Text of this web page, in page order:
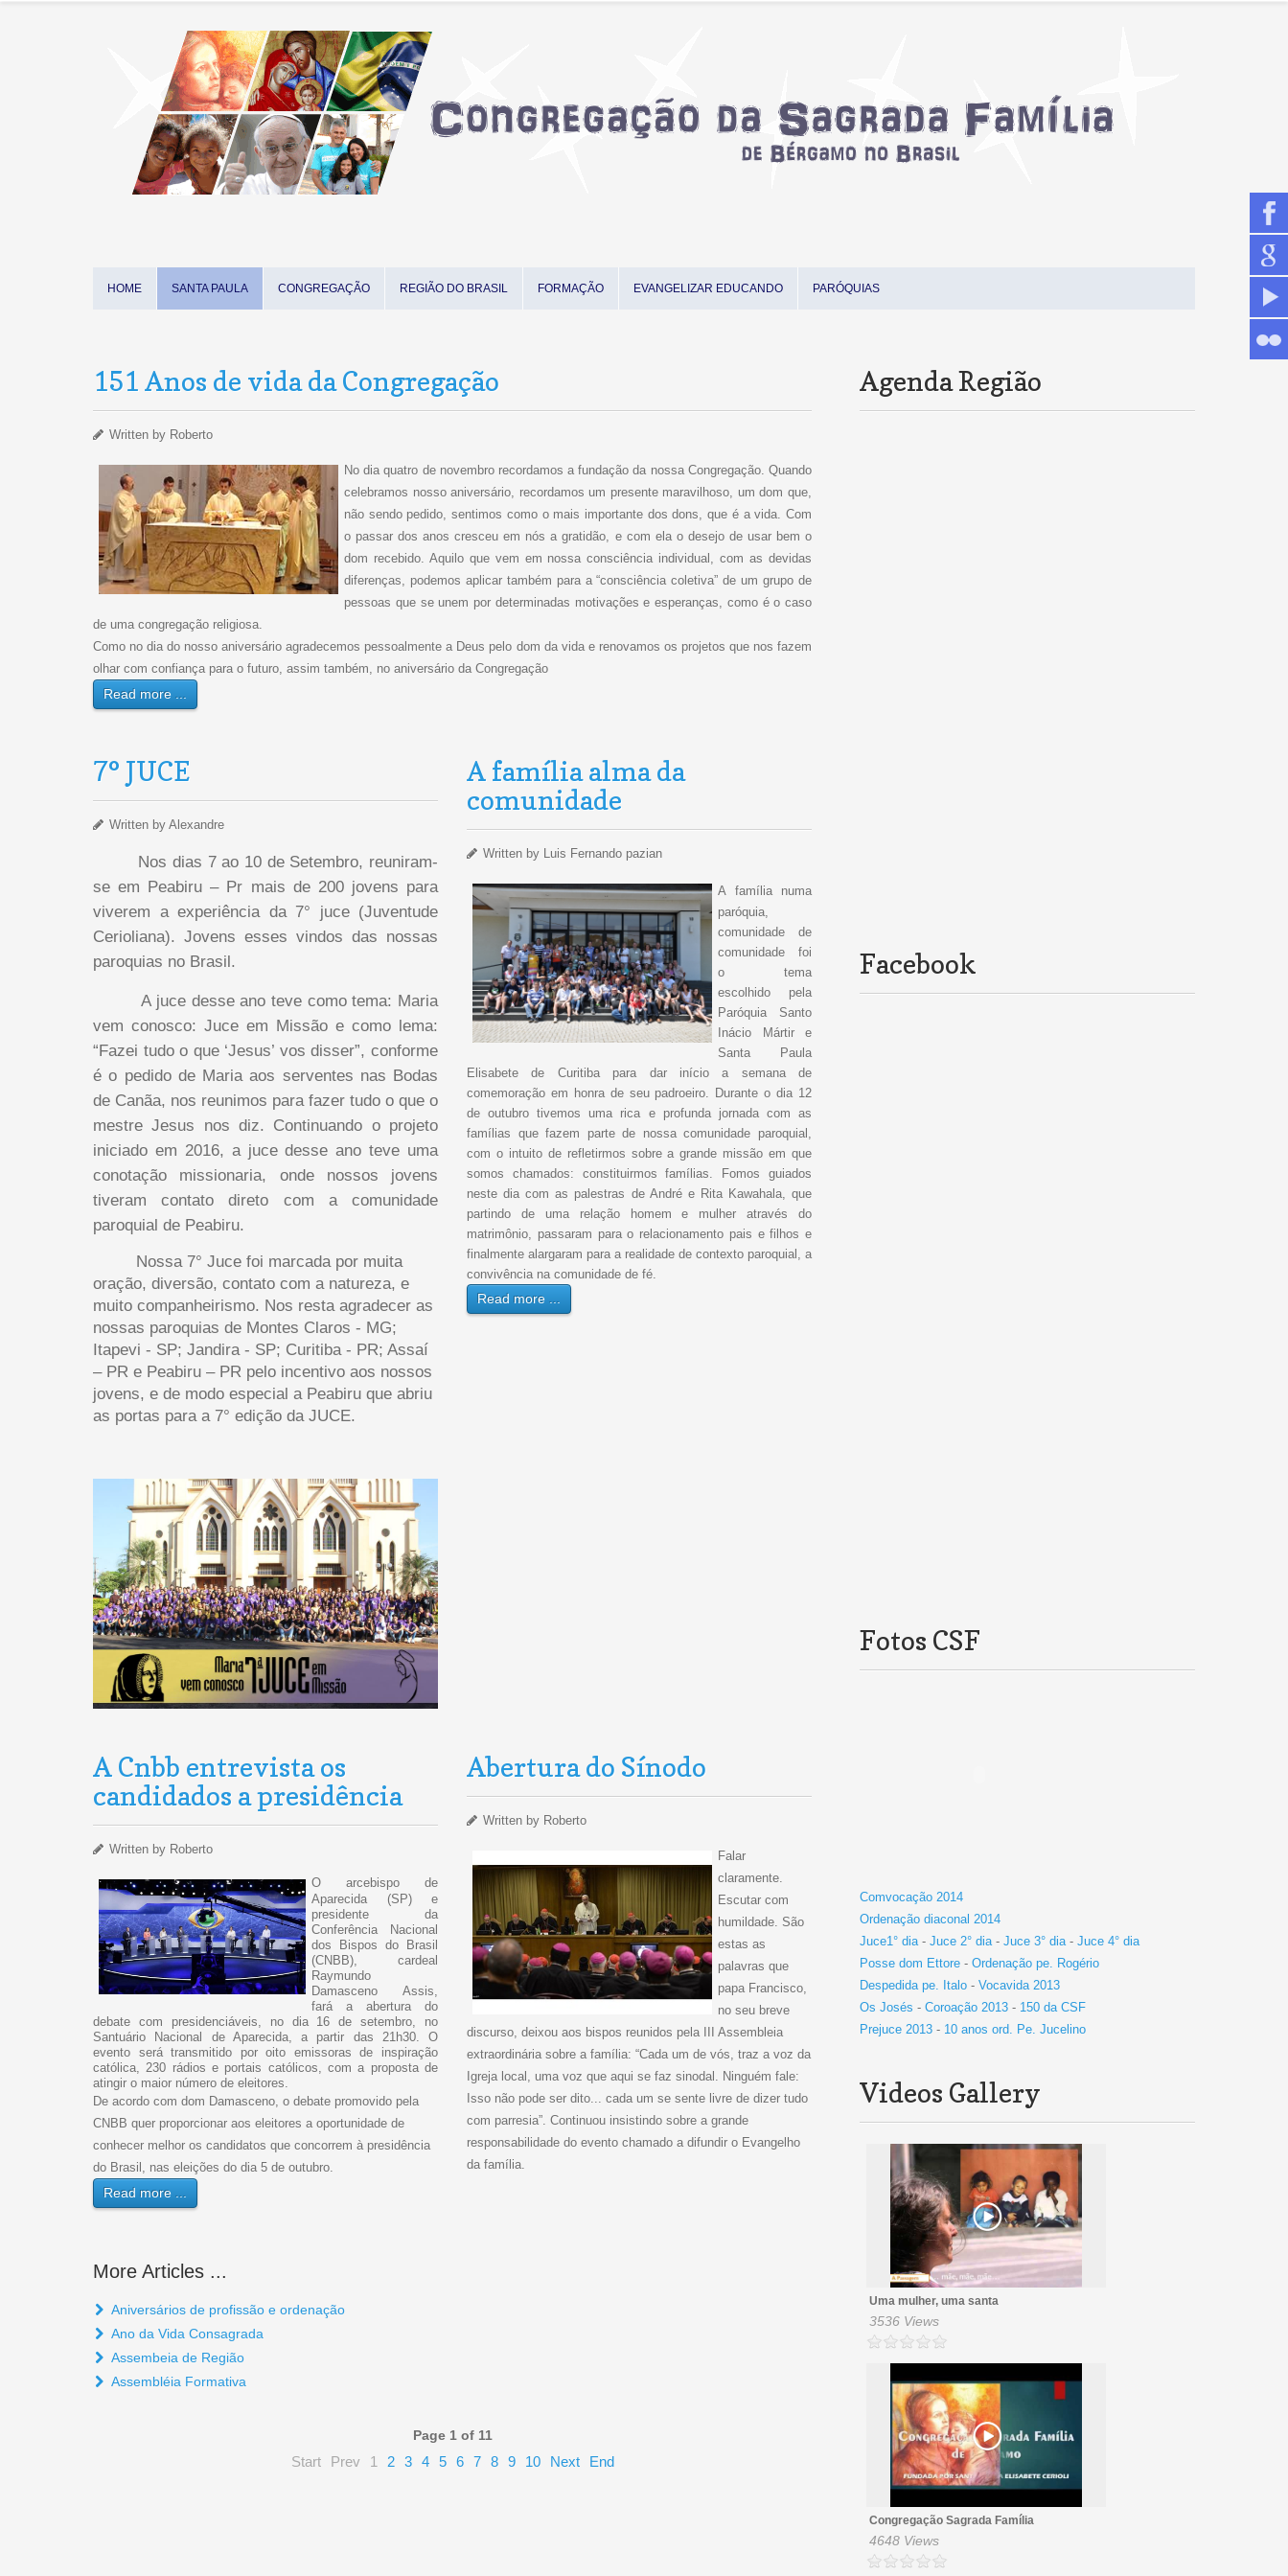
HOME SANTA PAULA CONGREGAÇÃO REGIÃO DO BRASIL FORMAÇÃO EVANGELIZAR EDUCANDO PARÓQUIAS
151 Anos de vida da Congregação
Written by Roberto
No dia quatro de novembro recordamos a fundação da nossa Congregação. Quando
celebramos nosso aniversário, recordamos um presente maravilhoso, um dom que,
não sendo pedido, sentimos como o mais importante dos dons, que é a vida. Com
o passar dos anos cresceu em nós a gratidão, e com ela o desejo de usar bem o
dom recebido. Aquilo que vem em nossa consciência individual, com as devidas
diferenças, podemos aplicar também para a “consciência coletiva” de um grupo de
pessoas que se unem por determinadas motivações e esperanças, como é o caso
de uma congregação religiosa.
Como no dia do nosso aniversário agradecemos pessoalmente a Deus pelo dom da vida e renovamos os projetos que nos fazem
olhar com confiança para o futuro, assim também, no aniversário da Congregação
Read more ...
7° JUCE
Written by Alexandre
Nos dias 7 ao 10 de Setembro, reuniram-
se em Peabiru – Pr mais de 200 jovens para
viverem a experiência da 7° juce (Juventude
Cerioliana). Jovens esses vindos das nossas
paroquias no Brasil.
A juce desse ano teve como tema: Maria
vem conosco: Juce em Missão e como lema:
“Fazei tudo o que ‘Jesus’ vos disser”, conforme
é o pedido de Maria aos serventes nas Bodas
de Canãa, nos reunimos para fazer tudo o que o
mestre Jesus nos diz. Continuando o projeto
iniciado em 2016, a juce desse ano teve uma
conotação missionaria, onde nossos jovens
tiveram contato direto com a comunidade
paroquial de Peabiru.
Nossa 7° Juce foi marcada por muita
oração, diversão, contato com a natureza, e
muito companheirismo. Nos resta agradecer as
nossas paroquias de Montes Claros - MG;
Itapevi - SP; Jandira - SP; Curitiba - PR; Assaí
– PR e Peabiru – PR pelo incentivo aos nossos
jovens, e de modo especial a Peabiru que abriu
as portas para a 7° edição da JUCE.
A família alma da
comunidade
Written by Luis Fernando pazian
A família numa
paróquia,
comunidade de
comunidade foi
o tema
escolhido pela
Paróquia Santo
Inácio Mártir e
Santa Paula
Elisabete de Curitiba para dar início a semana de
comemoração em honra de seu padroeiro. Durante o dia 12
de outubro tivemos uma rica e profunda jornada com as
famílias que fazem parte de nossa comunidade paroquial,
com o intuito de refletirmos sobre a grande missão em que
somos chamados: constituirmos famílias. Fomos guiados
neste dia com as palestras de André e Rita Kawahala, que
partindo de uma relação homem e mulher através do
matrimônio, passaram para o relacionamento pais e filhos e
finalmente alargaram para a realidade de contexto paroquial, a
convivência na comunidade de fé.
Read more ...
A Cnbb entrevista os
candidados a presidência
Written by Roberto
O arcebispo de
Aparecida (SP) e
presidente da
Conferência Nacional
dos Bispos do Brasil
(CNBB), cardeal
Raymundo
Damasceno Assis,
fará a abertura do
debate com presidenciáveis, no dia 16 de setembro, no
Santuário Nacional de Aparecida, a partir das 21h30. O
evento será transmitido por oito emissoras de inspiração
católica, 230 rádios e portais católicos, com a proposta de
atingir o maior número de eleitores.
De acordo com dom Damasceno, o debate promovido pela
CNBB quer proporcionar aos eleitores a oportunidade de
conhecer melhor os candidatos que concorrem à presidência
do Brasil, nas eleições do dia 5 de outubro.
Read more ...
Abertura do Sínodo
Written by Roberto
Falar
claramente.
Escutar com
humildade. São
estas as
palavras que
papa Francisco,
no seu breve
discurso, deixou aos bispos reunidos pela III Assembleia
extraordinária sobre a família: “Cada um de vós, traz a voz da
Igreja local, uma voz que aqui se faz sinodal. Ninguém fale:
Isso não pode ser dito... cada um se sente livre de dizer tudo
com parresia”. Continuou insistindo sobre a grande
responsabilidade do evento chamado a difundir o Evangelho
da família.
More Articles ...
Aniversários de profissão e ordenação
Ano da Vida Consagrada
Assembeia de Região
Assembléia Formativa
Page 1 of 11
Start Prev 1 2 3 4 5 6 7 8 9 10 Next End
Agenda Região
Facebook
Fotos CSF
Comvocação 2014
Ordenação diaconal 2014
Juce1° dia- Juce 2° dia - Juce 3° dia - Juce 4° dia
Posse dom Ettore - Ordenação pe. Rogério
Despedida pe. Italo - Vocavida 2013
Os Josés - Coroação 2013 - 150 da CSF
Prejuce 2013 - 10 anos ord. Pe. Jucelino
Videos Gallery
Uma mulher, uma santa
3536 Views
Congregação Sagrada Família
4648 Views